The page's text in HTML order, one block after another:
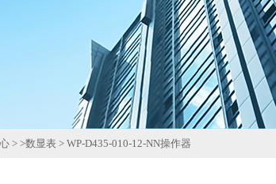
> >数显表 > WP-D435-010-12-NN操作器